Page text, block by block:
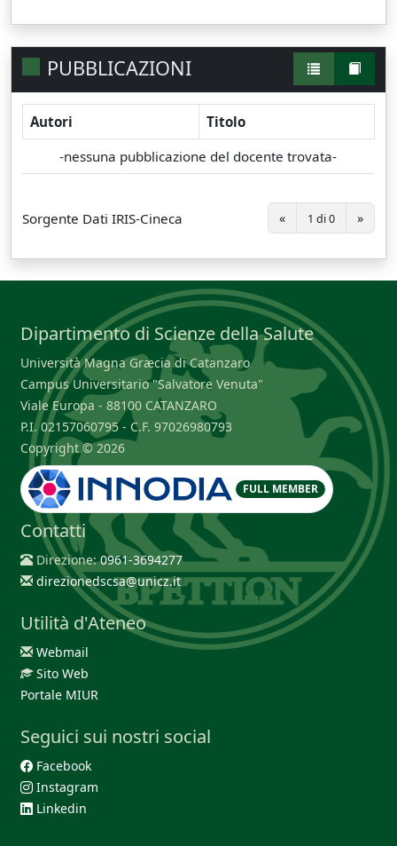
PUBBLICAZIONI
Autori
Titolo
-nessuna pubblicazione del docente trovata-
Sorgente Dati IRIS-Cineca « 1 di 0 »
Dipartimento di Scienze della Salute
Università Magna Græcia di Catanzaro
Campus Universitario "Salvatore Venuta"
Viale Europa - 88100 CATANZARO
P.I. 02157060795 - C.F. 97026980793
Copyright © 2026
FULL MEMBER
Contatti
Direzione:0961-3694277
direzionedscsa@unicz.it
Utilità d'Ateneo
Webmail
Sito Web
Portale MIUR
Seguici sui nostri social
Facebook
Instagram
Linkedin